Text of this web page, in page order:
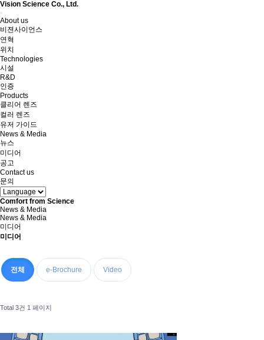
Vision Science Co., Ltd.
Toggle
navigation
About us
비젼사이언스
연혁
위치
Technologies
시설
R&D
인증
Products
클리어 렌즈
컬러 렌즈
유저 가이드
News & Media
뉴스
미디어
공고
Contact us
문의
Comfort from Science
News & Media
News & Media
미디어
미디어
전체 e-Brochure Video
Total 3건 1 페이지